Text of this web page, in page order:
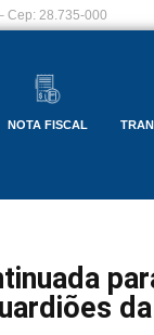
Cep: 28.735-000
NOTA FISCAL